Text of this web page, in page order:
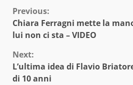
Continue
Reading
Previous:
Chiara Ferragni mette la
lui non ci sta – VIDEO
Next:
L’ultima idea di Flavio
di 10 anni